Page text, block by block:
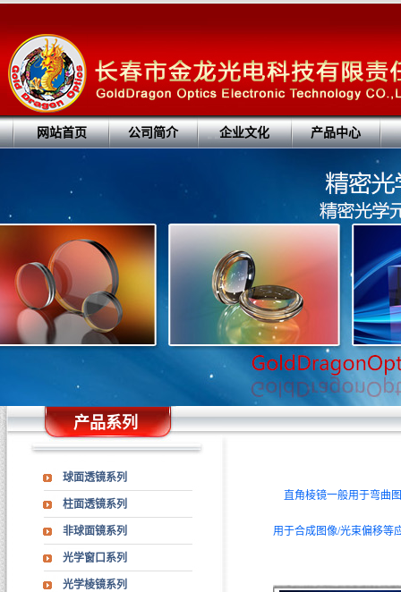
网站首页 公司简介 企业文化 产品中心
产品系列
球面透镜系列
柱面透镜系列
非球面镜系列
光学窗口系列
光学棱镜系列
直角棱镜一般用于弯曲
用于合成图像/光束偏移等